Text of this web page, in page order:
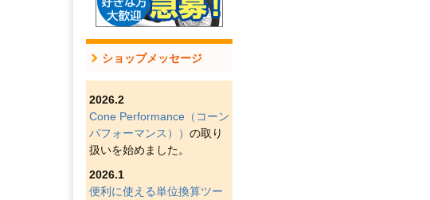
ショップメッセージ
2026.2
Cone Performance（コーン
パフォーマンス）） の取り
扱いを始めました。
2026.1
便利に使える単位換算ツー